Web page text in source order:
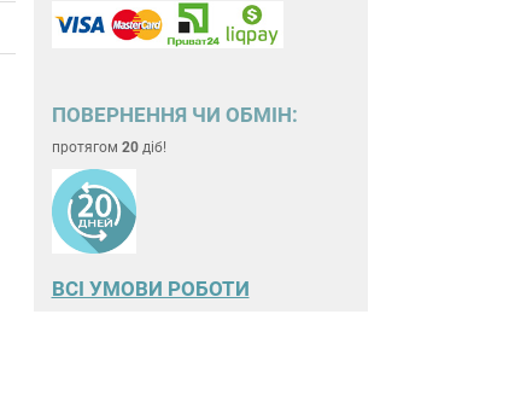
ПОВЕРНЕННЯ ЧИ ОБМІН:
протягом 20діб!
ВСІ УМОВИ РОБОТИ